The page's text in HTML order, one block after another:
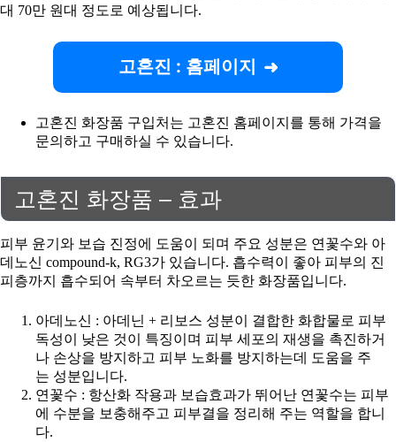
대 70만 원대 정도로 예상됩니다.
고혼진 : 홈페이지
고혼진 화장품 구입처는 고혼진 홈페이지를 통해 가격을
문의하고 구매하실 수 있습니다.
고혼진 화장품 – 효과
피부 윤기와 보습 진정에 도움이 되며 주요 성분은 연꽃수와 아
데노신 compound-k, RG3가 있습니다. 흡수력이 좋아 피부의 진
피층까지 흡수되어 속부터 차오르는 듯한 화장품입니다.
아데노신 : 아데닌 + 리보스 성분이 결합한 화합물로 피부
독성이 낮은 것이 특징이며 피부 세포의 재생을 촉진하거
나 손상을 방지하고 피부 노화를 방지하는데 도움을 주
는 성분입니다.
연꽃수 : 항산화 작용과 보습효과가 뛰어난 연꽃수는 피부
에 수분을 보충해주고 피부결을 정리해 주는 역할을 합니
다.